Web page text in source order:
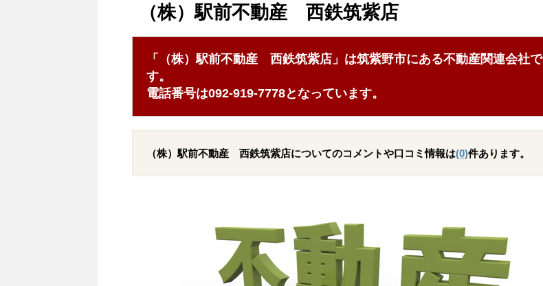
（株）駅前不動産 西鉄筑紫店
「（株）駅前不動産 西鉄筑紫店」は筑紫野市にある不動産関連会社で
す。
電話番号は092-919-7778となっています。
（株）駅前不動産 西鉄筑紫店についてのコメントや口コミ情報は(0)件あります。